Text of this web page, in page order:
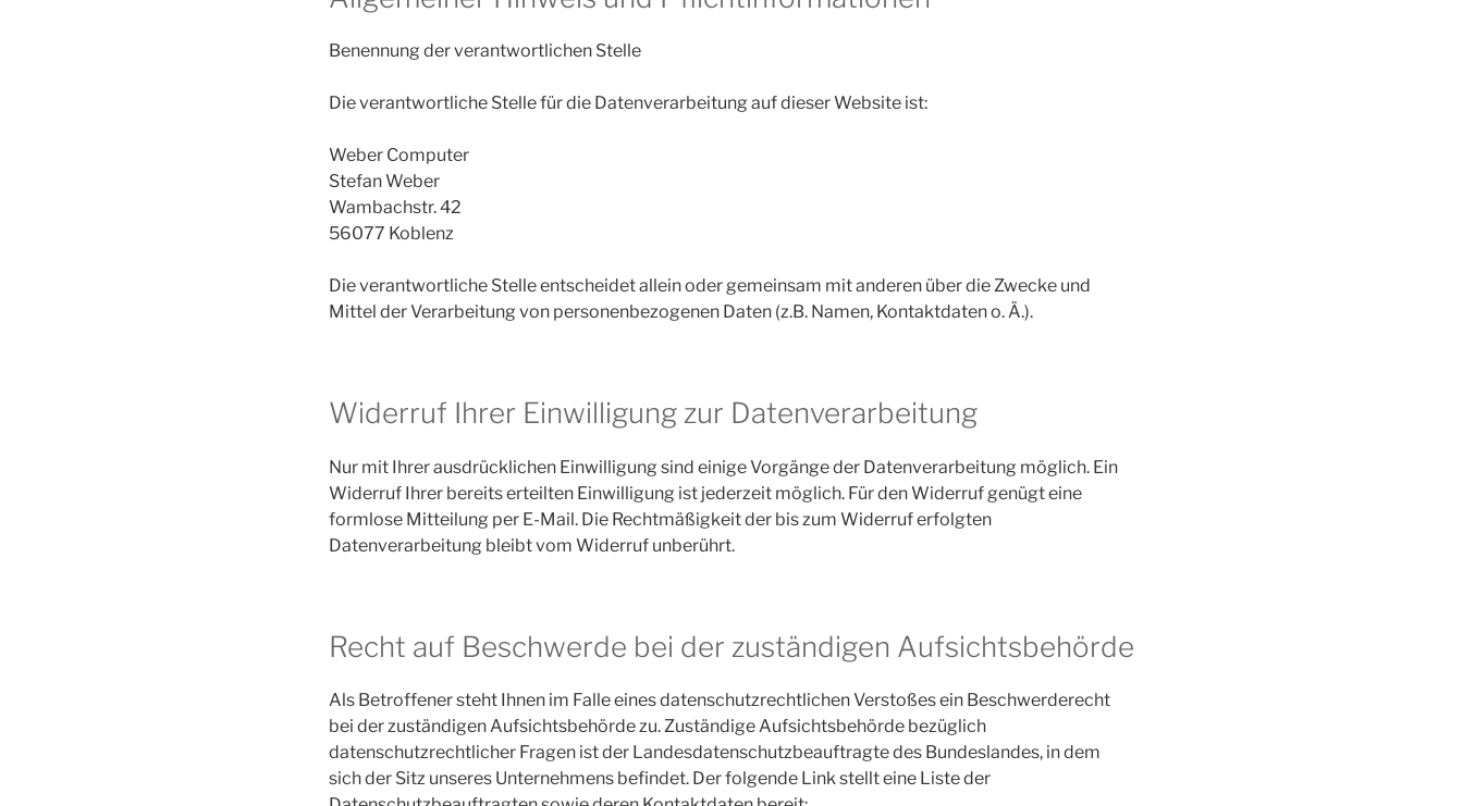
Benennung der verantwortlichen Stelle
Die verantwortliche Stelle für die Datenverarbeitung auf dieser Website ist:
Weber Computer
Stefan Weber
Wambachstr. 42
56077 Koblenz
Die verantwortliche Stelle entscheidet allein oder gemeinsam mit anderen über die Zwecke und
Mittel der Verarbeitung von personenbezogenen Daten (z.B. Namen, Kontaktdaten o. Ä.).
Widerruf Ihrer Einwilligung zur Datenverarbeitung
Nur mit Ihrer ausdrücklichen Einwilligung sind einige Vorgänge der Datenverarbeitung möglich. Ein
Widerruf Ihrer bereits erteilten Einwilligung ist jederzeit möglich. Für den Widerruf genügt eine
formlose Mitteilung per E-Mail. Die Rechtmäßigkeit der bis zum Widerruf erfolgten
Datenverarbeitung bleibt vom Widerruf unberührt.
Recht auf Beschwerde bei der zuständigen Aufsichtsbehörde
Als Betroffener steht Ihnen im Falle eines datenschutzrechtlichen Verstoßes ein Beschwerderecht
bei der zuständigen Aufsichtsbehörde zu. Zuständige Aufsichtsbehörde bezüglich
datenschutzrechtlicher Fragen ist der Landesdatenschutzbeauftragte des Bundeslandes, in dem
sich der Sitz unseres Unternehmens befindet. Der folgende Link stellt eine Liste der